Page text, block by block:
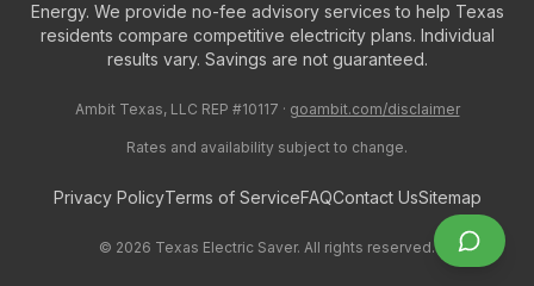
Energy. We provide no-fee advisory services to help Texas
residents compare competitive electricity plans. Individual
results vary. Savings are not guaranteed.
Ambit Texas, LLC REP #10117 · goambit.com/disclaimer
Rates and availability subject to change.
Privacy PolicyTerms of ServiceFAQContact UsSitemap
© 2026 Texas Electric Saver. All rights reserved.